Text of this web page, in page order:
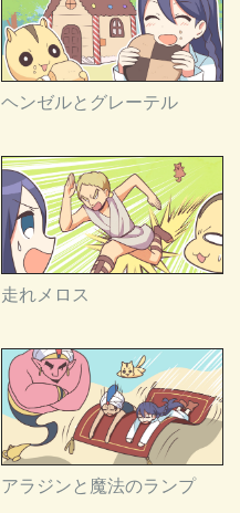
ヘンゼルとグレーテル
走れメロス
アラジンと魔法のランプ